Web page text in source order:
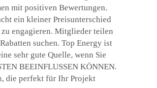
mit positiven Bewertungen.
ein kleiner Preisunterschied
engagieren. Mitglieder teilen
suchen. Top Energy ist
sehr gute Quelle, wenn Sie
BEEINFLUSSEN KÖNNEN.
die perfekt für Ihr Projekt